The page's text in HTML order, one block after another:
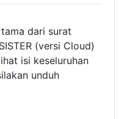
dari surat
(versi Cloud)
isi keseluruhan
unduh